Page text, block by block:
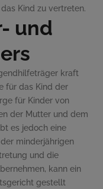
Kind zu vertreten.
und
kraft
für das Kind der
für Kinder von
der Mutter und dem
es jedoch eine
minderjährigen
und die
kann ein
gestellt